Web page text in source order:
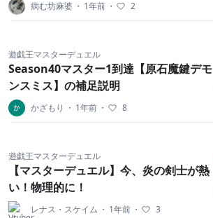
病む坊麻婆 ・ 1年前 ・ 2
遊戯王マスターデュエル
Season40マスター1到達【原石魔鍵デモ
ンスミス】の補足説明
かざもり ・ 1年前 ・ 8
遊戯王マスターデュエル
【マスターデュエル】今、炎の剣士が熱
い！物理的に！
レナス・スケイム ・ 1年前 ・ 3